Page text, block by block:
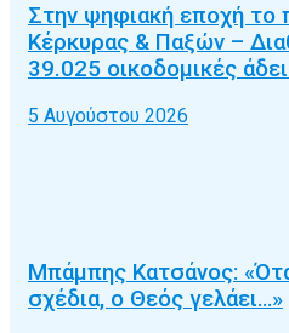
Στην ψηφιακή εποχή το
Κέρκυρας & Παξών –
39.025 οικοδομικές
5 Αυγούστου 2026
Μπάμπης Κατσάνος:
σχέδια, ο Θεός γελάει…»